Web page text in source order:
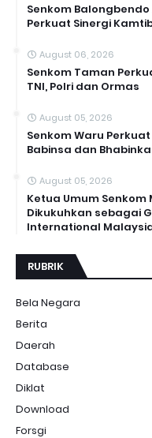
Senkom
Perkuat Sinergi
August 06, 2026
Senkom Taman
TNI, Polri dan Ormas
August 05, 2026
Senkom Waru
Babinsa dan
August 05, 2026
Ketua Umum Senkom
Dikukuhkan sebagai
International
RUBRIK
Bela Negara
Berita
Daerah
Database
Diklat
Download
Forsgi